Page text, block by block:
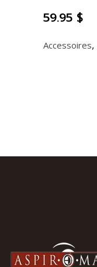
Accessoires,
59.95 $